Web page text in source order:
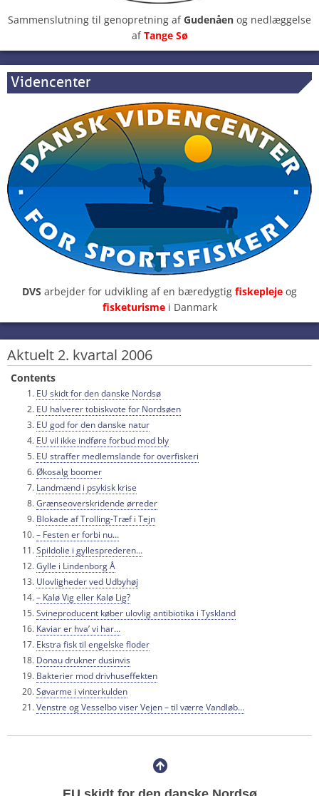
Sammenslutning til genopretning afGudenåen og nedlæggelse
afTange Sø
Videncenter
DVS arbejder for udvikling af en bæredygtig fiskepleje og
fisketurisme i Danmark
Aktuelt 2. kvartal 2006
Contents
EU skidt for den danske Nordsø
EU halverer tobiskvote for Nordsøen
EU god for den danske natur
EU vil ikke indføre forbud mod bly
EU straffer medlemslande for overfiskeri
Økosalg boomer
Landmænd i psykisk krise
Grænseoverskridende ørreder
Blokade af Trolling-Træf i Tejn
– Festen er forbi nu…
Spildolie i gyllesprederen…
Gylle i Lindenborg Å
Ulovligheder ved Udbyhøj
– Kalø Vig eller Kalø Lig?
Svineproducent køber ulovlig antibiotika i Tyskland
Kaviar er hva’ vi har…
Ekstra fisk til engelske floder
Donau drukner dusinvis
Bakterier mod drivhuseffekten
Søvarme i vinterkulden
Venstre og Vesselbo viser Vejen – til værre Vandløb…